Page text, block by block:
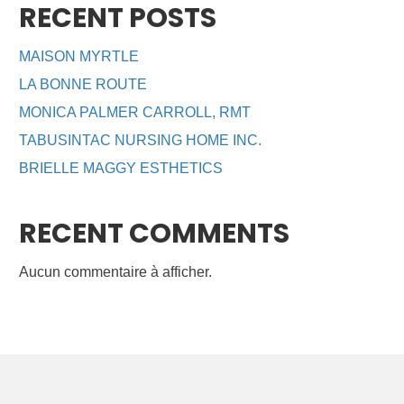
RECENT POSTS
MAISON MYRTLE
LA BONNE ROUTE
MONICA PALMER CARROLL, RMT
TABUSINTAC NURSING HOME INC.
BRIELLE MAGGY ESTHETICS
RECENT COMMENTS
Aucun commentaire à afficher.